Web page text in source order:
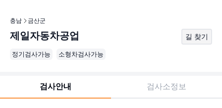
충남 금산군
제일자동차공업 길 찾기
정기검사가능 소형차검사가능
검사안내 검사소정보